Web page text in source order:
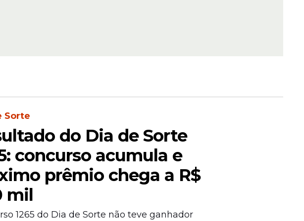
outras mulheres
o mesmo
os fatos e outras
possuir provas e
durante a festa.
Sorte
do Dia de Sorte
concurso acumula e
prêmio chega a R$
mil
1265 do Dia de Sorte não teve ganhador